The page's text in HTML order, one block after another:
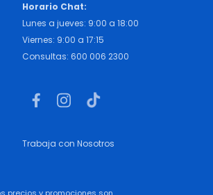
Horario Chat:
Lunes a jueves: 9:00 a 18:00
Viernes: 9:00 a 17:15
Consultas: 600 006 2300
Trabaja con Nosotros
precios y promociones son